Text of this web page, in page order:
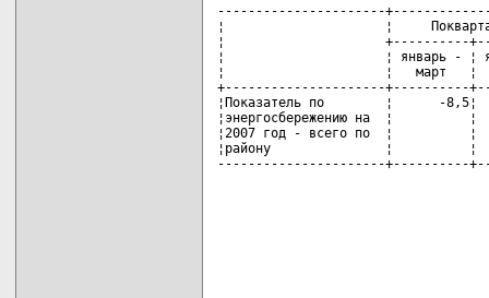
----------------------
¦                     ¦
¦                     +----------
¦                     ¦ январь - ¦
¦                     ¦   март   ¦
+---------------------+----------
¦Показатель по        ¦      -
¦энергосбережению на  ¦
¦2007 год - всего по  ¦
¦району               ¦
----------------------+----------